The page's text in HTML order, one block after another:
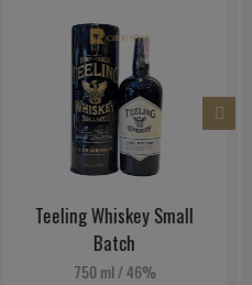
Auchentoshan 12 Năm
(Mới)
700 ml/40%